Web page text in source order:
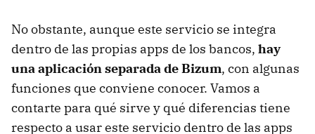
No obstante, aunque este servicio se integra
dentro de las propias apps de los bancos, hay
una aplicación separada de Bizum, con algunas
funciones que conviene conocer. Vamos a
contarte para qué sirve y qué diferencias tiene
respecto a usar este servicio dentro de las apps